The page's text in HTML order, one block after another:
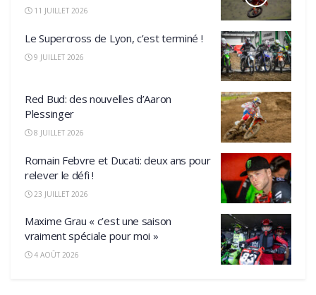
11 JUILLET 2026
Le Supercross de Lyon, c’est terminé !
9 JUILLET 2026
Red Bud: des nouvelles d’Aaron
Plessinger
8 JUILLET 2026
Romain Febvre et Ducati: deux ans pour
relever le défi !
23 JUILLET 2026
Maxime Grau « c’est une saison
vraiment spéciale pour moi »
4 AOÛT 2026